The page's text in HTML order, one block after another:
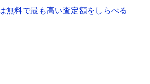
無料で最も高い査定額をしらべる